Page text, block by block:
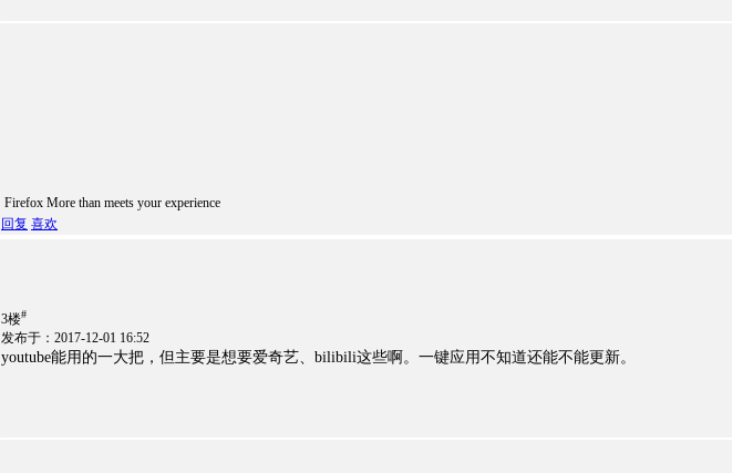
Firefox More than meets your experience
回复 喜欢
3楼#
发布于：2017-12-01 16:52
youtube能用的一大把，但主要是想要爱奇艺、bilibili这些啊。一键应用不知道还能不能更新。